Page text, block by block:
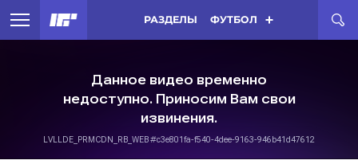
РАЗДЕЛЫ ФУТБОЛ